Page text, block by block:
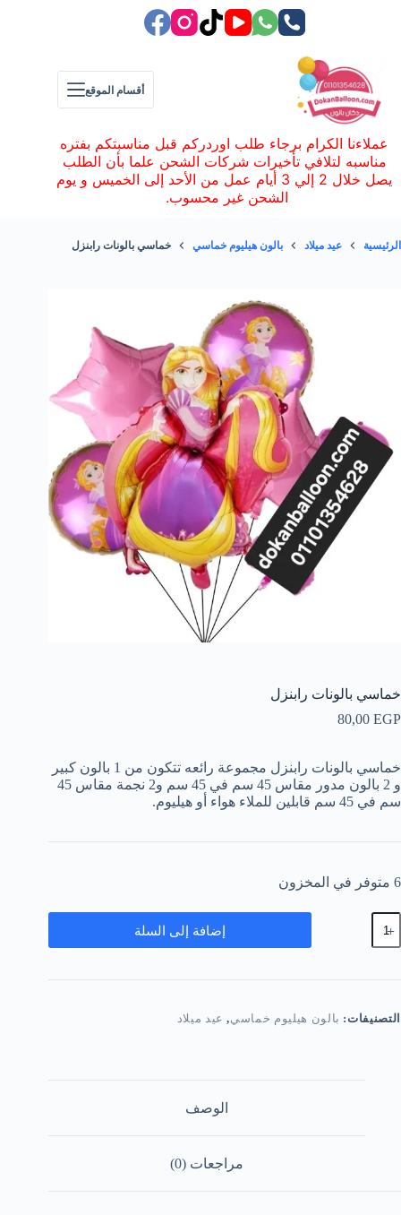
أقسام الموقع
عملاءنا الكرام برجاء طلب اوردركم قبل مناسبتكم بفتره
مناسبه لتلافي تأخيرات شركات الشحن علما بأن الطلب
يصل خلال 2 إلي 3 أيام عمل من الأحد إلى الخميس و يوم
الشحن غير محسوب.
الرئيسية عيد ميلاد بالون هيليوم خماسي خماسي بالونات رابنزل
خماسي بالونات رابنزل
80,00 EGP
خماسي بالونات رابنزل مجموعة رائعه تتكون من 1 بالون كبير
و 2 بالون مدور مقاس 45 سم في 45 سم و2 نجمة مقاس 45
سم في 45 سم قابلين للملاء هواء أو هيليوم.
6 متوفر في المخزون
كمية
خماسي
بالونات
إضافة إلى السلة
التصنيفات: بالون هيليوم خماسي, عيد ميلاد
الوصف
مراجعات (0)